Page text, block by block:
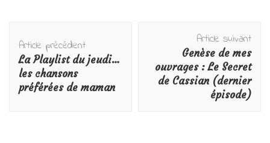
d'article
Article précédent
La Playlist du jeudi…
les chansons
préférées de maman
Article suivant
Genèse de mes
ouvrages : Le Secret
de Cassian (dernier
épisode)